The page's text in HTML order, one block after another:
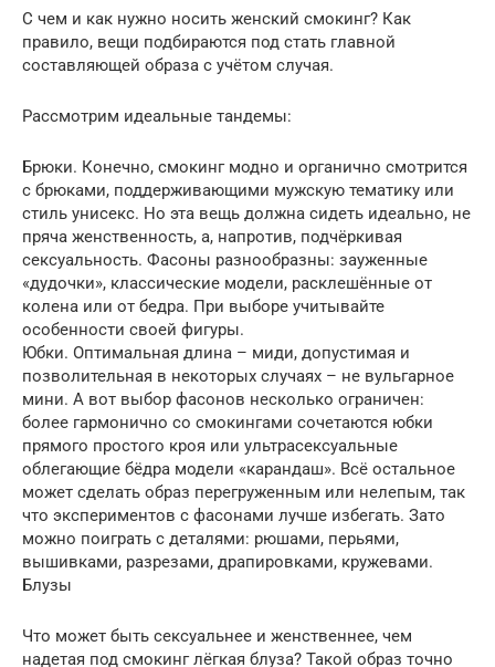
С чем и как нужно носить женский смокинг? Как
правило, вещи подбираются под стать главной
составляющей образа с учётом случая.
Рассмотрим идеальные тандемы:
Брюки. Конечно, смокинг модно и органично смотрится
с брюками, поддерживающими мужскую тематику или
стиль унисекс. Но эта вещь должна сидеть идеально, не
пряча женственность, а, напротив, подчёркивая
сексуальность. Фасоны разнообразны: зауженные
«дудочки», классические модели, расклешённые от
колена или от бедра. При выборе учитывайте
особенности своей фигуры.
Юбки. Оптимальная длина – миди, допустимая и
позволительная в некоторых случаях – не вульгарное
мини. А вот выбор фасонов несколько ограничен:
более гармонично со смокингами сочетаются юбки
прямого простого кроя или ультрасексуальные
облегающие бёдра модели «карандаш». Всё остальное
может сделать образ перегруженным или нелепым, так
что экспериментов с фасонами лучше избегать. Зато
можно поиграть с деталями: рюшами, перьями,
вышивками, разрезами, драпировками, кружевами.
Блузы
Что может быть сексуальнее и женственнее, чем
надетая под смокинг лёгкая блуза? Такой образ точно